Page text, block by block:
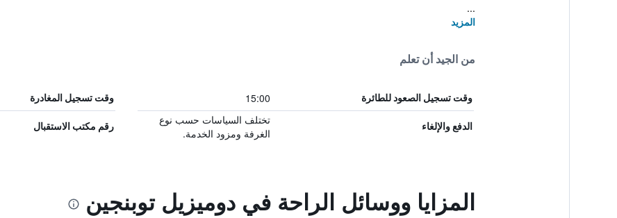
...
المزيد
من الجيد أن تعلم
وقت تسجيل الصعود للطائرة 15:00 وقت تسجيل المغادرة
الدفع والإلغاء
تختلف السياسات حسب نوع
الغرفة ومزود الخدمة.
رقم مكتب الاستقبال
المزايا ووسائل الراحة في دوميزيل توبنجين